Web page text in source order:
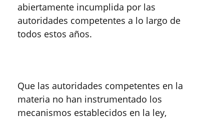
abiertamente incumplida por las
autoridades competentes a lo largo de
todos estos años.
Que las autoridades competentes en la
materia no han instrumentado los
mecanismos establecidos en la ley,